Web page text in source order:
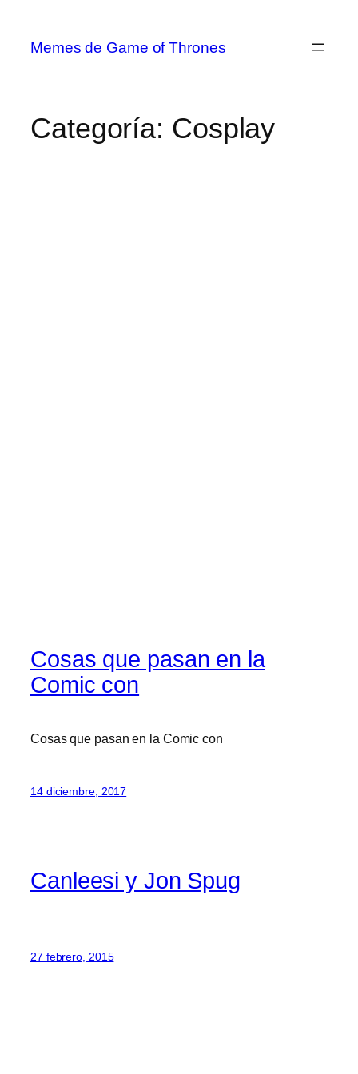
contenido
Memes de Game of Thrones
Categoría: Cosplay
Cosas que pasan en la
Comic con
Cosas que pasan en la Comic con
14 diciembre, 2017
Canleesi y Jon Spug
27 febrero, 2015